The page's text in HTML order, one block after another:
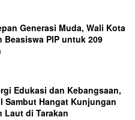
Generasi Muda, Wali Kota
Beasiswa PIP untuk 209
Edukasi dan Kebangsaan,
Sambut Hangat Kunjungan
Laut di Tarakan